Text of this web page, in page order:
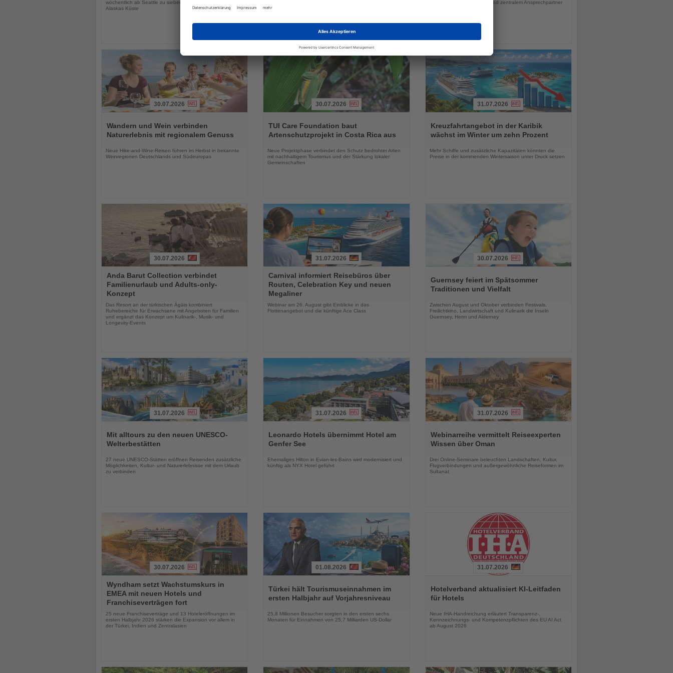
wöchentlich ab Seattle zu siebentägigen Reisen entlang
Alaskas Küste
mit Insolvenzabsicherung und zentralem Ansprechpartner
Sie
die
30.07.2026
Wandern und Wein verbinden
Naturerlebnis mit regionalem Genuss
Neue Hike-and-Wine-Reisen führen im Herbst in bekannte
Weinregionen Deutschlands und Südeuropas
Sie
die
30.07.2026
TUI Care Foundation baut
Artenschutzprojekt in Costa Rica aus
Neue Projektphase verbindet den Schutz bedrohter Arten
mit nachhaltigem Tourismus und der Stärkung lokaler
Gemeinschaften
Sie
die
31.07.2026
Kreuzfahrtangebot in der Karibik
wächst im Winter um zehn Prozent
Mehr Schiffe und zusätzliche Kapazitäten könnten die
Preise in der kommenden Wintersaison unter Druck setzen
Sie
die
Nachrichten
30.07.2026
Anda Barut Collection verbindet
Familienurlaub und Adults-only-
Konzept
Das Resort an der türkischen Ägäis kombiniert
Ruhebereiche für Erwachsene mit Angeboten für Familien
und ergänzt das Konzept um Kulinarik-, Musik- und
Longevity-Events
Sie
die
Nachrichten
31.07.2026
Carnival informiert Reisebüros über
Routen, Celebration Key und neuen
Megaliner
Webinar am 26. August gibt Einblicke in das
Flottenangebot und die künftige Ace Class
Sie
die
30.07.2026
Guernsey feiert im Spätsommer
Traditionen und Vielfalt
Zwischen August und Oktober verbinden Festivals,
Freilichtkino, Landwirtschaft und Kulinarik die Inseln
Guernsey, Herm und Alderney
Sie
die
31.07.2026
Mit alltours zu den neuen UNESCO-
Welterbestätten
27 neue UNESCO-Stätten eröffnen Reisenden zusätzliche
Möglichkeiten, Kultur- und Naturerlebnisse mit dem Urlaub
zu verbinden
Sie
die
31.07.2026
Leonardo Hotels übernimmt Hotel am
Genfer See
Ehemaliges Hilton in Evian-les-Bains wird modernisiert und
künftig als NYX Hotel geführt
Sie
die
31.07.2026
Webinarreihe vermittelt Reiseexperten
Wissen über Oman
Drei Online-Seminare beleuchten Landschaften, Kultur,
Flugverbindungen und außergewöhnliche Reiseformen im
Sultanat
Sie
die
Nachrichten
30.07.2026
Wyndham setzt Wachstumskurs in
EMEA mit neuen Hotels und
Franchiseverträgen fort
25 neue Franchiseverträge und 13 Hoteleröffnungen im
ersten Halbjahr 2026 stärken die Expansion vor allem in
der Türkei, Indien und Zentralasien
Sie
die
01.08.2026
Türkei hält Tourismuseinnahmen im
ersten Halbjahr auf Vorjahresniveau
25,8 Millionen Besucher sorgten in den ersten sechs
Monaten für Einnahmen von 25,7 Milliarden US-Dollar
Sie
die
31.07.2026
Hotelverband aktualisiert KI-Leitfaden
für Hotels
Neue IHA-Handreichung erläutert Transparenz-,
Kennzeichnungs- und Kompetenzpflichten des EU AI Act
ab August 2026